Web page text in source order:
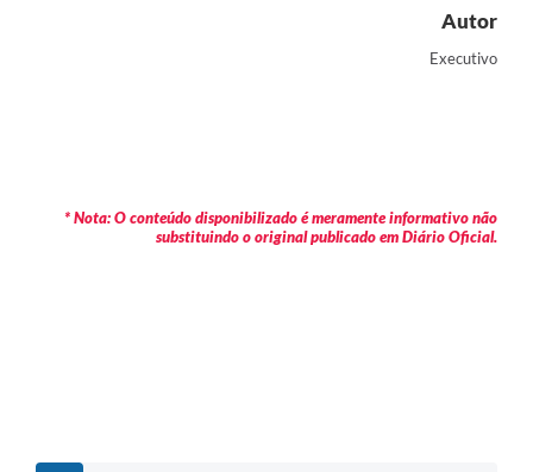
Autor
Executivo
* Nota: O conteúdo disponibilizado é meramente informativo não
substituindo o original publicado em Diário Oficial.